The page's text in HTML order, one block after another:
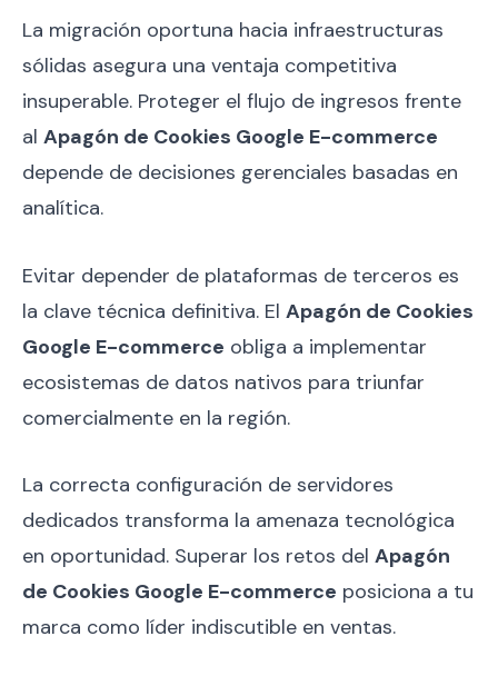
La migración oportuna hacia infraestructuras
sólidas asegura una ventaja competitiva
insuperable. Proteger el flujo de ingresos frente
al Apagón de Cookies Google E-commerce
depende de decisiones gerenciales basadas en
analítica.
Evitar depender de plataformas de terceros es
la clave técnica definitiva. El Apagón de Cookies
Google E-commerce obliga a implementar
ecosistemas de datos nativos para triunfar
comercialmente en la región.
La correcta configuración de servidores
dedicados transforma la amenaza tecnológica
en oportunidad. Superar los retos del Apagón
de Cookies Google E-commerce posiciona a tu
marca como líder indiscutible en ventas.